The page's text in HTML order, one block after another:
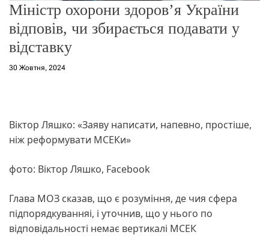
Міністр охорони здоров’я України
відповів, чи збирається подавати у
відставку
30 Жовтня, 2024
Віктор Ляшко: «Заяву написати, напевно, простіше,
ніж реформувати МСЕКи»
фото: Віктор Ляшко, Facebook
Глава МОЗ сказав, що є розуміння, де чия сфера
підпорядкуванняі, і уточнив, що у нього по
відповідальності немає вертикалі МСЕК